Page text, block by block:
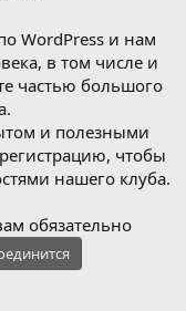
WordPress и нам
в том числе и
частью большого
и полезными
чтобы
нашего клуба.
обязательно